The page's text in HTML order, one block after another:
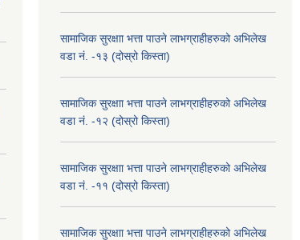
सामाजिक सुरक्षाा भत्ता पाउने लाभग्राहीहरुको अभिलेख
वडा नं. -१३ (दोस्रो किस्ता)
सामाजिक सुरक्षाा भत्ता पाउने लाभग्राहीहरुको अभिलेख
वडा नं. -१२ (दोस्रो किस्ता)
सामाजिक सुरक्षाा भत्ता पाउने लाभग्राहीहरुको अभिलेख
वडा नं. -११ (दोस्रो किस्ता)
सामाजिक सुरक्षाा भत्ता पाउने लाभग्राहीहरुको अभिलेख